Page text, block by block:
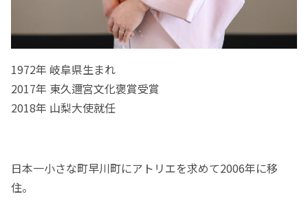
1972年 岐阜県生まれ
2017年 東久邇宮文化褒賞受賞
2018年 山梨大使就任
日本一小さな町早川町にアトリエを求めて2006年に移
住。